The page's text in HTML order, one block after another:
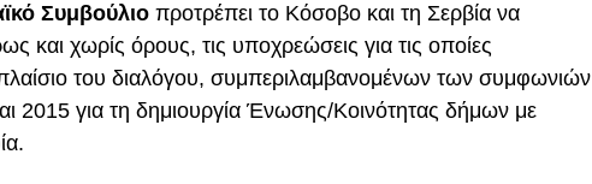
Συμβούλιοπροτρέπει το Κόσοβο και τη Σερβία να
και χωρίς όρους, τις υποχρεώσεις για τις οποίες
του διαλόγου, συμπεριλαμβανομένων των συμφωνιών
2015 για τη δημιουργία Ένωσης/Κοινότητας δήμων με